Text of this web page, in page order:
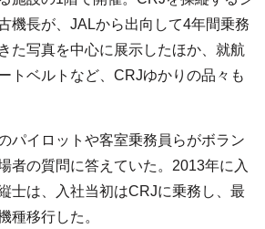
機長が、JALから出向して4年間乗務
た写真を中心に展示したほか、就航
トベルトなど、CRJゆかりの品々も
パイロットや客室乗務員らがボラン
者の質問に答えていた。2013年に入
士は、入社当初はCRJに乗務し、最
種移行した。